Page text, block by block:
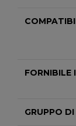
FORNIBILE
GRUPPO